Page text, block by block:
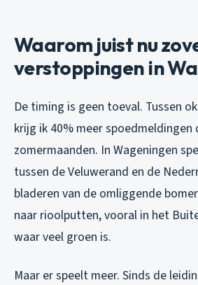
Waarom juist nu
verstoppingen in
De timing is geen toeval. Tussen
krijg ik 40% meer spoedmeldingen
zomermaanden. In Wageningen
tussen de Veluwerand en de
bladeren van de omliggende
naar rioolputten, vooral in het
waar veel groen is.
Maar er speelt meer. Sinds de